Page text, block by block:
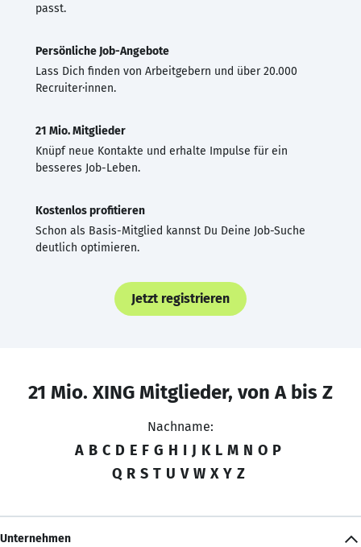
passt.
Persönliche Job-Angebote
Lass Dich finden von Arbeitgebern und über 20.000
Recruiter·innen.
21 Mio. Mitglieder
Knüpf neue Kontakte und erhalte Impulse für ein
besseres Job-Leben.
Kostenlos profitieren
Schon als Basis-Mitglied kannst Du Deine Job-Suche
deutlich optimieren.
Jetzt registrieren
21 Mio. XING Mitglieder, von A bis Z
Nachname:
A B C D E F G H I J K L M N O P
Q R S T U V W X Y Z
Unternehmen